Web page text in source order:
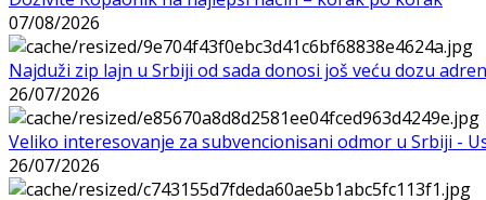
07/08/2026
Najduži zip lajn u Srbiji od sada donosi još veću dozu
26/07/2026
Veliko interesovanje za subvencionisani odmor u Srbiji -
26/07/2026